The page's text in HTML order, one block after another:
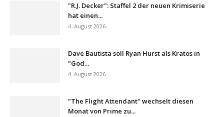
"R.J. Decker": Staffel 2 der neuen Krimiserie
hat einen...
4. August 2026
Dave Bautista soll Ryan Hurst als Kratos in
"God...
4. August 2026
"The Flight Attendant" wechselt diesen
Monat von Prime zu...